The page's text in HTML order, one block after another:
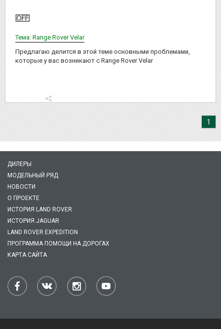
Тема: Range Rover Velar
Предлагаю делится в этой теме основными проблемами,
которые у вас возникают с Range Rover Velar
1
ДИЛЕРЫ
МОДЕЛЬНЫЙ РЯД
НОВОСТИ
О ПРОЕКТЕ
ИСТОРИЯ LAND ROVER
ИСТОРИЯ JAGUAR
LAND ROVER EXPEDITION
ПРОГРАММА ПОМОЩИ НА ДОРОГАХ
КАРТА САЙТА